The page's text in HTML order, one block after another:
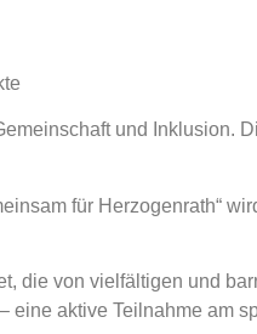
und Inklusion.
für Herzogenrath“
die von vielfältigen und
aktive Teilnahme am